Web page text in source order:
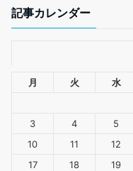
記事カレンダー
月 火 水
3
4 5
10
11 12
17
18 19